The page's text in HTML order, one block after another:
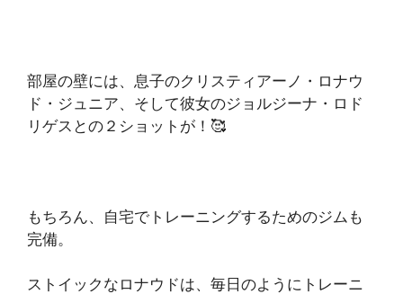
部屋の壁には、息子のクリスティアーノ・ロナウ
ド・ジュニア、そして彼女のジョルジーナ・ロド
リゲスとの２ショットが！🥰
もちろん、自宅でトレーニングするためのジムも
完備。
ストイックなロナウドは、毎日のようにトレーニ